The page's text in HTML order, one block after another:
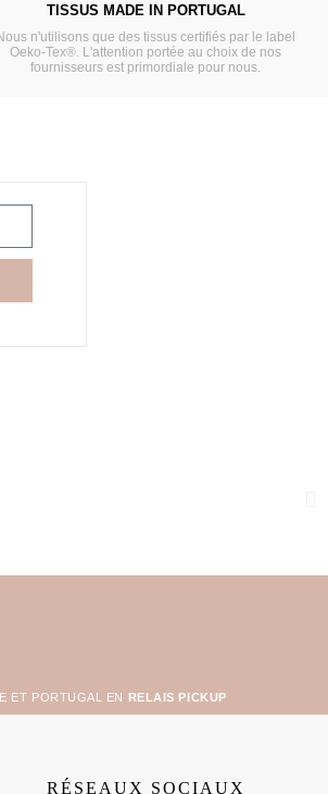
TISSUS MADE IN PORTUGAL
n'utilisons que des tissus certifiés par le label
Oeko-Tex®. L'attention portée au choix de nos
fournisseurs est primordiale pour nous.
ET PORTUGAL EN RELAIS PICKUP
RÉSEAUX SOCIAUX